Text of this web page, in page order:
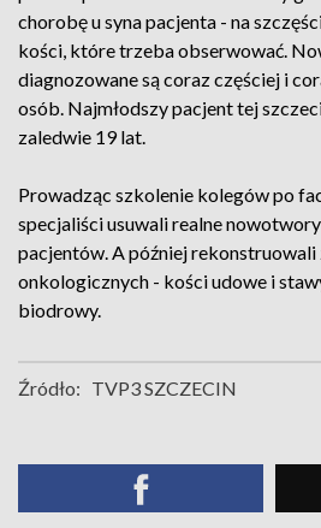
chorobę u syna pacjenta - na
kości, które trzeba obserwować.
diagnozowane są coraz częściej i
osób. Najmłodszy pacjent tej
zaledwie 19 lat.
Prowadząc szkolenie kolegów po
specjaliści usuwali realne
pacjentów. A później
onkologicznych - kości udowe i
biodrowy.
Źródło: TVP3 SZCZECIN